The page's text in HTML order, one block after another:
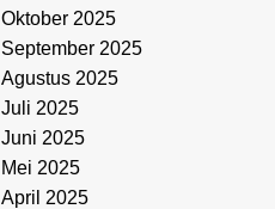
Oktober 2025
September 2025
Agustus 2025
Juli 2025
Juni 2025
Mei 2025
April 2025